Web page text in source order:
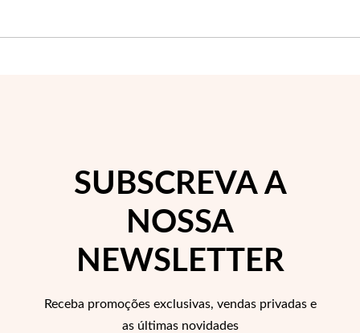
Wedding Season
SUBSCREVA A
NOSSA
NEWSLETTER
Receba promoções exclusivas, vendas privadas e
as últimas novidades